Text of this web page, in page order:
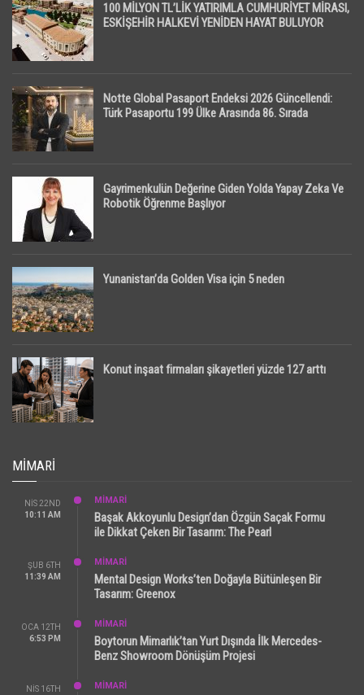
100 MİLYON TL’LİK YATIRIMLA CUMHURİYET MİRASI,
ESKİŞEHİR HALKEVİ YENİDEN HAYAT BULUYOR
Notte Global Pasaport Endeksi 2026 Güncellendi:
Türk Pasaportu 199 Ülke Arasında 86. Sırada
Gayrimenkulün Değerine Giden Yolda Yapay Zeka Ve
Robotik Öğrenme Başlıyor
Yunanistan’da Golden Visa için 5 neden
Konut inşaat firmaları şikayetleri yüzde 127 arttı
MIMARI
NIS 22ND
10:11 AM
MİMARİ
Başak Akkoyunlu Design’dan Özgün Saçak Formu
ile Dikkat Çeken Bir Tasarım: The Pearl
ŞUB 6TH
11:39 AM
MİMARİ
Mental Design Works’ten Doğayla Bütünleşen Bir
Tasarım: Greenox
OCA 12TH
6:53 PM
MİMARİ
Boytorun Mimarlık’tan Yurt Dışında İlk Mercedes-
Benz Showroom Dönüşüm Projesi
NIS 16TH
MİMARİ